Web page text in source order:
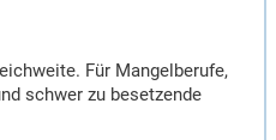
Für Mangelberufe,
schwer zu besetzende